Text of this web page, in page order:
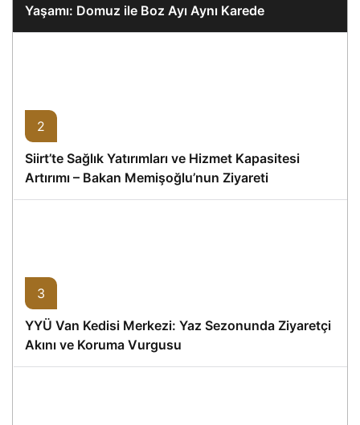
Yaşamı: Domuz ile Boz Ayı Aynı Karede
2
Siirt’te Sağlık Yatırımları ve Hizmet Kapasitesi
Artırımı – Bakan Memişoğlu’nun Ziyareti
3
YYÜ Van Kedisi Merkezi: Yaz Sezonunda Ziyaretçi
Akını ve Koruma Vurgusu